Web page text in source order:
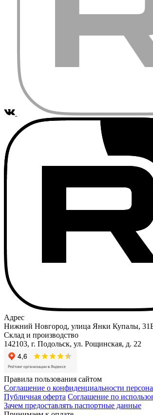
Адрес
Нижний Новгород, улица Янки Купалы,
Склад и производство
142103, г. Подольск, ул. Рощинская, д. 22
Правила пользования сайтом
Соглашение о конфиденциальности
Публичная оферта Соглашение по
Зачем предоставлять паспортные данные